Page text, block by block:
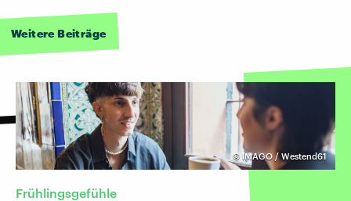
Weitere Beiträge
© IMAGO / Westend61
Frühlingsgefühle